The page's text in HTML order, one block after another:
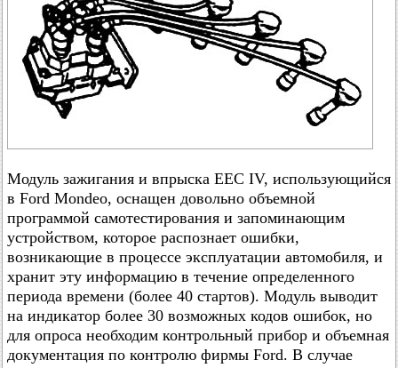
Модуль зажигания и впрыска EEC IV, использующийся
в Ford Mondeo, оснащен довольно объемной
программой самотестирования и запоминающим
устройством, которое распознает ошибки,
возникающие в процессе эксплуатации автомобиля, и
хранит эту информацию в течение определенного
периода времени (более 40 стартов). Модуль выводит
на индикатор более 30 возможных кодов ошибок, но
для опроса необходим контрольный прибор и объемная
документация по контролю фирмы Ford. В случае